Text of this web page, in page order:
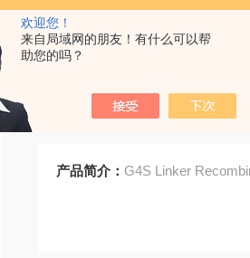
欢迎您！
来自局域网的朋友！有什么可以帮
助您的吗？
G4S Linker
ate) (S-711-23)
产品简介： G4S Linker